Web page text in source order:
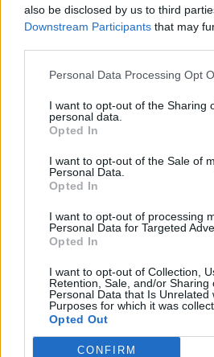
also be disclosed by us to third
Downstream Participants that may
Personal Data Processing Opt
I want to opt-out of the Sharing
personal data.
Opted In
I want to opt-out of the Sale of
Personal Data.
Opted In
I want to opt-out of processing
Personal Data for Targeted
Opted In
I want to opt-out of Collection,
Retention, Sale, and/or Sharing
Personal Data that Is Unrelated
Purposes for which it was
Opted Out
CONFIRM
Με «προίκα» 2 δισ. ευρώ
ανοίγει δρόμο για δάνεια έως 5
δισ. σε μικρομεσαίες
Η Chery επενδύει 75 εκατ. δολάρια στην
Το FIAT 500 Hybrid τώρα από
18.990 ευρώ